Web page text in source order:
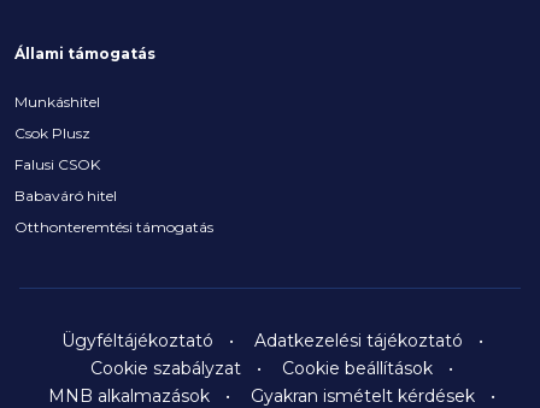
Állami támogatás
Munkáshitel
Csok Plusz
Falusi CSOK
Babaváró hitel
Otthonteremtési támogatás
Ügyféltájékoztató
Adatkezelési tájékoztató
Cookie szabályzat
Cookie beállítások
MNB alkalmazások
Gyakran ismételt kérdések